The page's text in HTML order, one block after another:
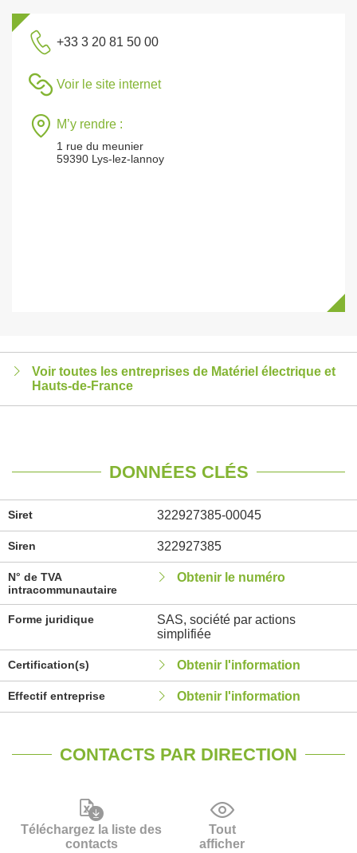
+33 3 20 81 50 00
Voir le site internet
M’y rendre :
1 rue du meunier
59390 Lys-lez-lannoy
Voir toutes les entreprises de Matériel électrique et
Hauts-de-France
DONNÉES CLÉS
Siret 322927385-00045
Siren 322927385
N° de TVA
intracommunautaire
Obtenir le numéro
Forme juridique
SAS, société par actions
simplifiée
Certification(s) Obtenir l'information
Effectif entreprise Obtenir l'information
CONTACTS PAR DIRECTION
Téléchargez la liste des
contacts
Tout
afficher